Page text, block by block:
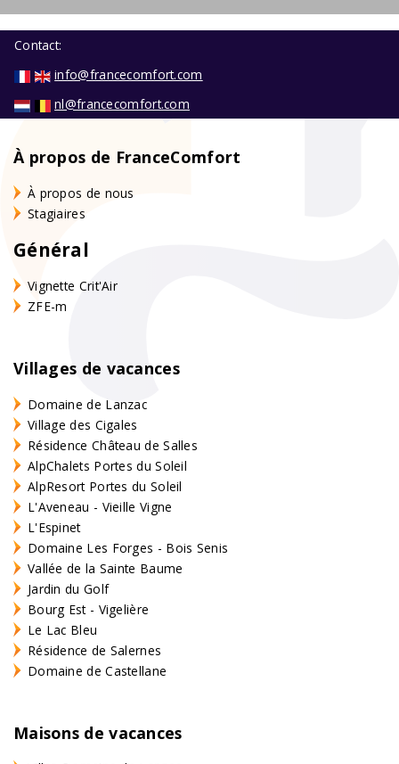
Contact:
info@francecomfort.com
nl@francecomfort.com
À propos de FranceComfort
À propos de nous
Stagiaires
Général
Vignette Crit'Air
ZFE-m
Villages de vacances
Domaine de Lanzac
Village des Cigales
Résidence Château de Salles
AlpChalets Portes du Soleil
AlpResort Portes du Soleil
L'Aveneau - Vieille Vigne
L'Espinet
Domaine Les Forges - Bois Senis
Vallée de la Sainte Baume
Jardin du Golf
Bourg Est - Vigelière
Le Lac Bleu
Résidence de Salernes
Domaine de Castellane
Maisons de vacances